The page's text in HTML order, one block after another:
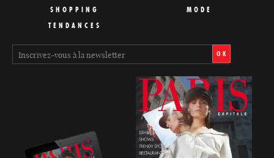
SHOPPING
TENDANCES
MODE
OK